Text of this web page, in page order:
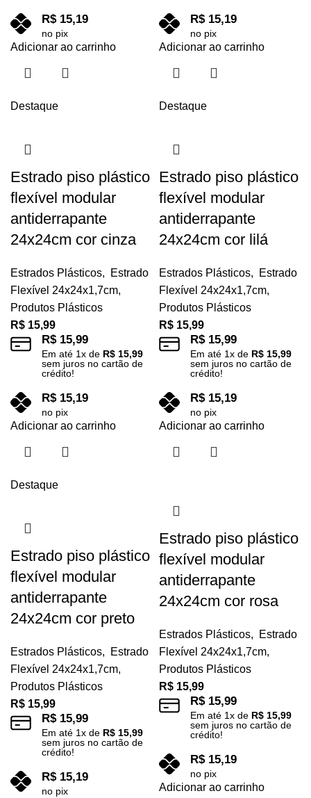
R$15,19
no pix
Adicionar ao carrinho
R$15,19
no pix
Adicionar ao carrinho
Destaque
Estrado piso plástico
flexível modular
antiderrapante
24x24cm cor cinza
Estrados Plásticos,
Estrado
Flexível 24x24x1,7cm,
Produtos Plásticos
R$ 15,99
R$15,99
Em até 1x de R$ 15,99
sem juros no cartão de
crédito!
R$15,19
no pix
Adicionar ao carrinho
Destaque
Estrado piso plástico
flexível modular
antiderrapante
24x24cm cor lilá
Estrados Plásticos,
Estrado
Flexível 24x24x1,7cm,
Produtos Plásticos
R$ 15,99
R$15,99
Em até 1x de R$ 15,99
sem juros no cartão de
crédito!
R$15,19
no pix
Adicionar ao carrinho
Destaque
Estrado piso plástico
flexível modular
antiderrapante
24x24cm cor preto
Estrados Plásticos,
Estrado
Flexível 24x24x1,7cm,
Produtos Plásticos
R$ 15,99
R$15,99
Em até 1x de R$ 15,99
sem juros no cartão de
crédito!
R$15,19
no pix
Estrado piso plástico
flexível modular
antiderrapante
24x24cm cor rosa
Estrados Plásticos,
Estrado
Flexível 24x24x1,7cm,
Produtos Plásticos
R$ 15,99
R$15,99
Em até 1x de R$ 15,99
sem juros no cartão de
crédito!
R$15,19
no pix
Adicionar ao carrinho